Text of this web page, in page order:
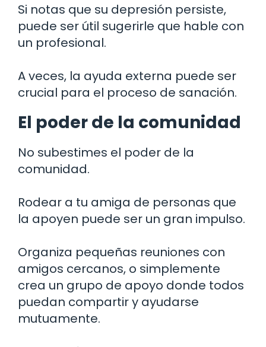
Si notas que su depresión persiste,
puede ser útil sugerirle que hable con
un profesional.
A veces, la ayuda externa puede ser
crucial para el proceso de sanación.
El poder de la comunidad
No subestimes el poder de la
comunidad.
Rodear a tu amiga de personas que
la apoyen puede ser un gran impulso.
Organiza pequeñas reuniones con
amigos cercanos, o simplemente
crea un grupo de apoyo donde todos
puedan compartir y ayudarse
mutuamente.